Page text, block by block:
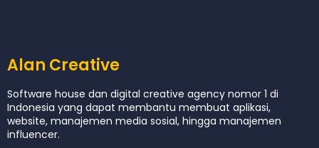
Alan Creative
Software house dan digital creative agency nomor 1 di
Indonesia yang dapat membantu membuat aplikasi,
website, manajemen media sosial, hingga manajemen
influencer.